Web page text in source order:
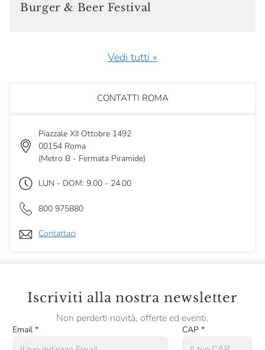
Burger & Beer Festival
Vedi tutti »
CONTATTI ROMA
Piazzale XII Ottobre 1492
00154 Roma
(Metro B - Fermata Piramide)
LUN - DOM: 9.00 - 24.00
800 975880
Contattaci
Iscriviti alla nostra newsletter
Non perderti novità, offerte ed eventi.
Email * CAP *